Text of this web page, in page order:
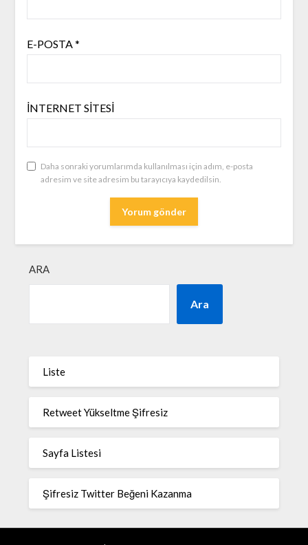
E-POSTA*
İNTERNET SITESI
Daha sonraki yorumlarımda kullanılması için adım, e-posta
adresim ve site adresim bu tarayıcıya kaydedilsin.
ARA
Ara
Liste
Retweet Yükseltme Şifresiz
Sayfa Listesi
Şifresiz Twitter Beğeni Kazanma